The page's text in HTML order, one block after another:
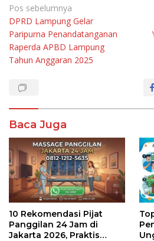
Navigasi
pos
Pos sebelumnya
DPRD Lampung Gelar
Paripurna Penandatanganan
Raperda APBD Lampung
Tahun Anggaran 2025
Baca Juga
10 Rekomendasi Pijat
Panggilan 24 Jam di
Jakarta 2026, Praktis